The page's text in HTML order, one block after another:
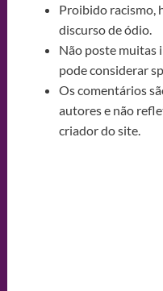
Proibido racismo,
discurso de ódio.
Não poste muitas
pode considerar
Os comentários
autores e não
criador do site.